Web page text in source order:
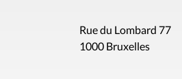
Rue du Lombard 77
1000 Bruxelles